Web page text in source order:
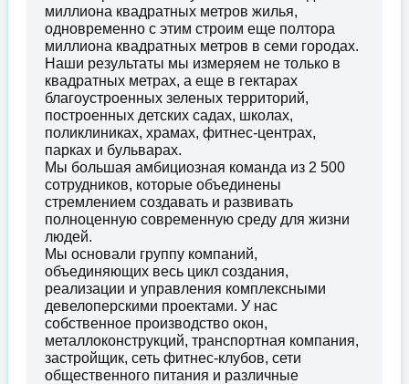
миллиона квадратных метров жилья,
одновременно с этим строим еще полтора
миллиона квадратных метров в семи городах.
Наши результаты мы измеряем не только в
квадратных метрах, а еще в гектарах
благоустроенных зеленых территорий,
построенных детских садах, школах,
поликлиниках, храмах, фитнес-центрах,
парках и бульварах.
Мы большая амбициозная команда из 2 500
сотрудников, которые объединены
стремлением создавать и развивать
полноценную современную среду для жизни
людей.
Мы основали группу компаний,
объединяющих весь цикл создания,
реализации и управления комплексными
девелоперскими проектами. У нас
собственное производство окон,
металлоконструкций, транспортная компания,
застройщик, сеть фитнес-клубов, сети
общественного питания и различные